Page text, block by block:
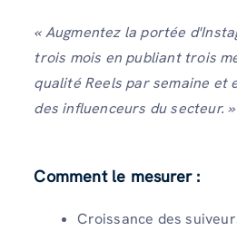
« Augmentez la portée
trois mois en publiant trois
qualité Reels par semaine et
des influenceurs du secteur. »
Comment le mesurer :
Croissance des